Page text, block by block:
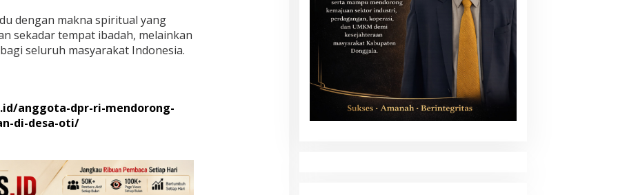
dengan makna spiritual yang
sekadar tempat ibadah, melainkan
seluruh masyarakat Indonesia.
anggota-dpr-ri-mendorong-
di-desa-oti/